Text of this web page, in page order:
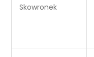
Skowronek